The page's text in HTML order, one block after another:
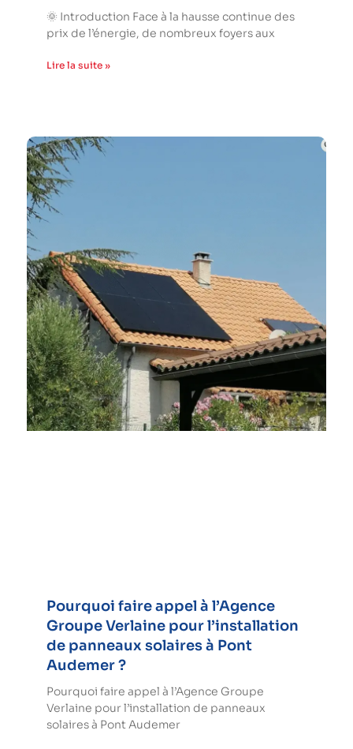
🌞 Introduction Face à la hausse continue des
prix de l’énergie, de nombreux foyers aux
Lire la suite »
Pourquoi faire appel à l’Agence
Groupe Verlaine pour l’installation
de panneaux solaires à Pont
Audemer ?
Pourquoi faire appel à l’Agence Groupe
Verlaine pour l’installation de panneaux
solaires à Pont Audemer